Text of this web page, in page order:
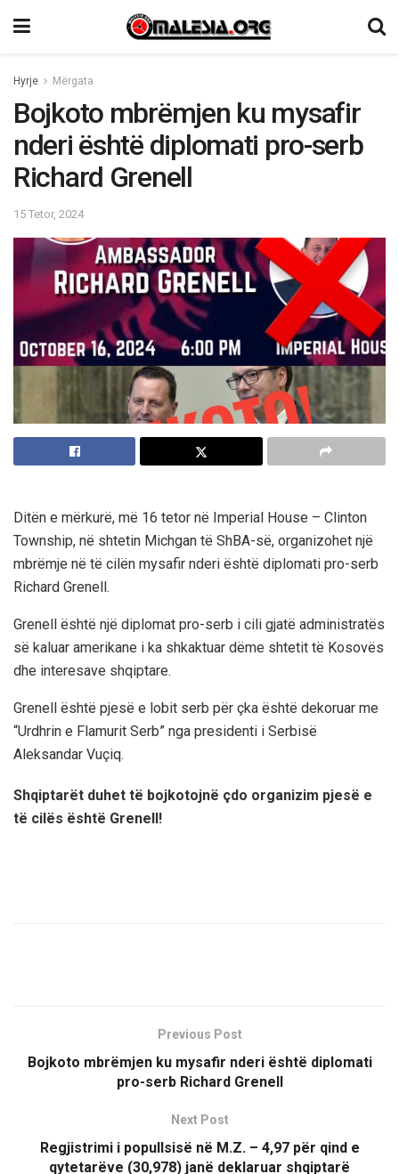
Hyrje Mërgata
Bojkoto mbrëmjen ku mysafir
nderi është diplomati pro-serb
Richard Grenell
15 Tetor, 2024
Ditën e mërkurë, më 16 tetor në Imperial House – Clinton
Township, në shtetin Michgan të ShBA-së, organizohet një
mbrëmje në të cilën mysafir nderi është diplomati pro-serb
Richard Grenell.
Grenell është një diplomat pro-serb i cili gjatë administratës
së kaluar amerikane i ka shkaktuar dëme shtetit të Kosovës
dhe interesave shqiptare.
Grenell është pjesë e lobit serb për çka është dekoruar me
“Urdhrin e Flamurit Serb” nga presidenti i Serbisë
Aleksandar Vuçiq.
Shqiptarët duhet të bojkotojnë çdo organizim pjesë e
të cilës është Grenell!
Previous Post
Bojkoto mbrëmjen ku mysafir nderi është diplomati
pro-serb Richard Grenell
Next Post
Regjistrimi i popullsisë në M.Z. – 4,97 për qind e
qytetarëve (30,978) janë deklaruar shqiptarë